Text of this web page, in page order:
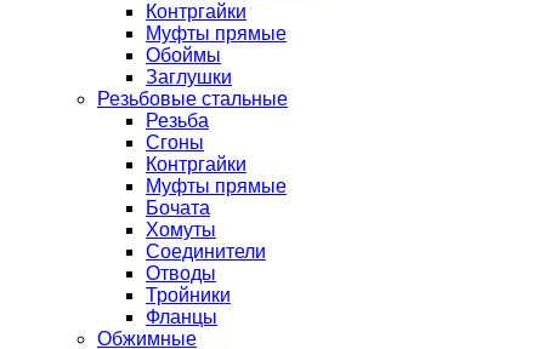
Контргайки
Муфты прямые
Обоймы
Заглушки
Резьбовые стальные
Резьба
Сгоны
Контргайки
Муфты прямые
Бочата
Хомуты
Соединители
Отводы
Тройники
Фланцы
Обжимные